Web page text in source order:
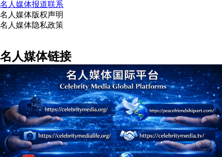
名人媒体报道联系
名人媒体版权声明
名人媒体隐私政策
名人媒体链接